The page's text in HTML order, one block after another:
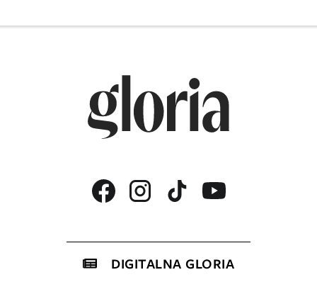
DIGITALNA GLORIA